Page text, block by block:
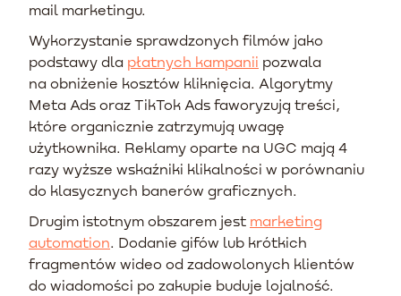
mail marketingu.
Wykorzystanie sprawdzonych filmów jako
podstawy dla płatnych kampanii pozwala
na obniżenie kosztów kliknięcia. Algorytmy
Meta Ads oraz TikTok Ads faworyzują treści,
które organicznie zatrzymują uwagę
użytkownika. Reklamy oparte na UGC mają 4
razy wyższe wskaźniki klikalności w porównaniu
do klasycznych banerów graficznych.
Drugim istotnym obszarem jest marketing
automation. Dodanie gifów lub krótkich
fragmentów wideo od zadowolonych klientów
do wiadomości po zakupie buduje lojalność.